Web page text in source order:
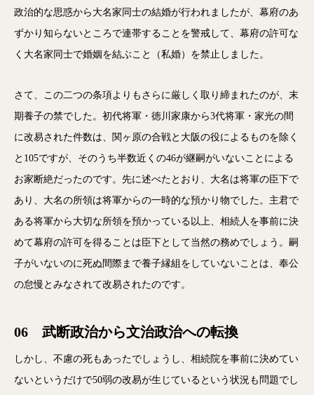
政治的な思惑から大名家同士の結婚が行われましたが、幕府のあ
ずかり知らないところで連帯することを警戒して、幕府の許可な
く大名家同士で婚姻を結ぶこと（私婚）を禁止しました。
さて、この二つの条項よりもさらに厳しく取り締まれたのが、末
期養子の禁でした。初代将軍・徳川家康から3代将軍・家光の間
に改易された件数は、関ヶ原の合戦と大阪の役によるものを除く
と105ですが、そのうち半数近くの46が継嗣がいないことによる
お家断絶だったのです。先に述べたとおり、大名は将軍の臣下で
あり、大名の所領は将軍からの一時的な預かり物でした。主君で
ある将軍から大切な所領を預かっている以上、相続人を事前に決
めて幕府の許可を得ることは臣下として当然の務めでしょう。嗣
子がいないのに死ぬ間際まで養子縁組をしていないことは、奉公
の怠慢とみなされて改易されたのです。
06 武断政治から文治政治への転換
しかし、不慮の死もあったでしょうし、相続院を事前に決めてい
ないというだけで50弱の改易が生じているという状況も問題でし